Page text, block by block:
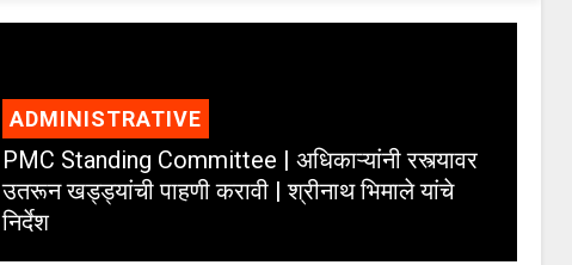
ADMINISTRATIVE
PMC Standing Committee | अधिकाऱ्यांनी रस्त्यावर
उतरून खड्ड्यांची पाहणी करावी | श्रीनाथ भिमाले यांचे
निर्देश